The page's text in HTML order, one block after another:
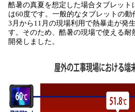
酷暑の真夏を想定した場合タブレット
は60度です。一般的なタブレットの動
3月から11月の現場利用で熱暴走が発
す。そのため、酷暑の現場で使える耐
開発しました。